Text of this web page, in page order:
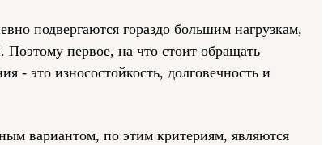
подвергаются гораздо большим нагрузкам,
первое, на что стоит обращать
- это износостойкость, долговечность и
вариантом, по этим критериям, являются